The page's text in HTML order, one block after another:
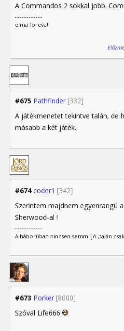
A Commandos 2 sokkal jobb.
elma foreva!
#675 Pathfinder [332]
A játékmenetet tekintve talán, de
másabb a két játék.
#674 coder1 [342]
Szerintem majdnem egyenrangú
Sherwood-al !
A háborúban nincsen semmi jó ,talán
#673 Porker [8000]
Szóval Life666